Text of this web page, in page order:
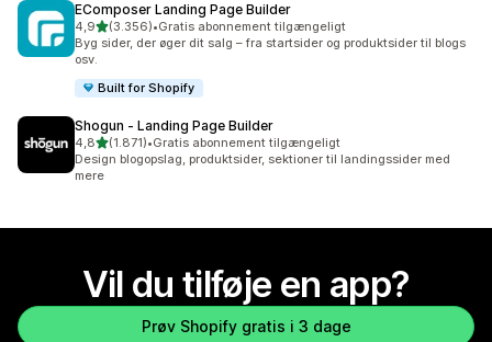
EComposer Landing Page Builder
4,9ud af 5 stjerner
(3.356)
3356 anmeldelser i alt
•Gratis abonnement tilgængeligt
Byg sider, der øger dit salg – fra startsider og produktsider til blogs
osv.
Built for Shopify
Shogun ‑ Landing Page Builder
4,8ud af 5 stjerner
(1.871)
1871 anmeldelser i alt
•Gratis abonnement tilgængeligt
Design blogopslag, produktsider, sektioner til landingssider med
mere
Vil du tilføje en app?
Prøv Shopify gratis i 3 dage